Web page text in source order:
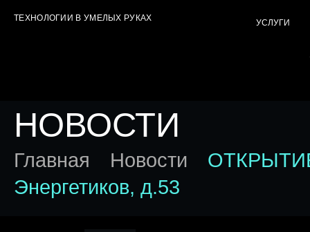
ТЕХНОЛОГИИ В УМЕЛЫХ РУКАХ УСЛУГИ
НОВОСТИ
Главная Новости
ОТКРЫТИЕ
Энергетиков, д.53